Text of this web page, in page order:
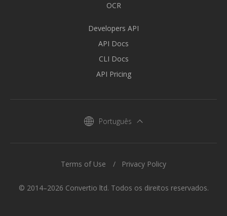
OCR
Developers API
API Docs
CLI Docs
API Pricing
Português
© 2014–2026 Convertio ltd. Todos os direitos reservados.
Terms of Use Privacy Policy